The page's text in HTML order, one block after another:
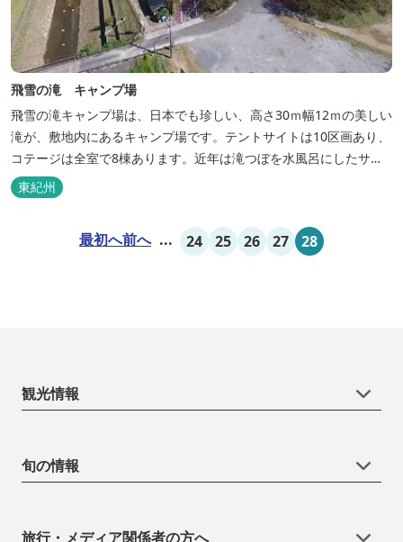
飛雪の滝 キャンプ場
飛雪の滝キャンプ場は、日本でも珍しい、高さ30ｍ幅12ｍの美しい
滝が、敷地内にあるキャンプ場です。テントサイトは10区画あり、
コテージは全室で8棟あります。近年は滝つぼを水風呂にしたサウ
ナが人気です。
東紀州
最初へ前へ ... 24 25 26 27 28
観光情報
旬の情報
旅行・メディア関係者の方へ